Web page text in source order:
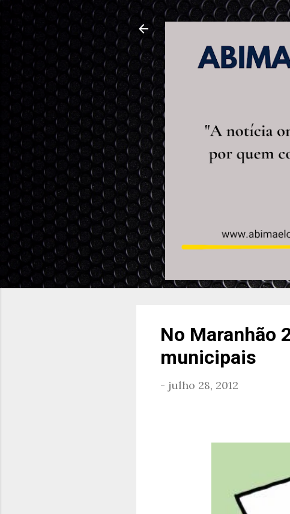
No Maranhão
municipais
- julho 28, 2012